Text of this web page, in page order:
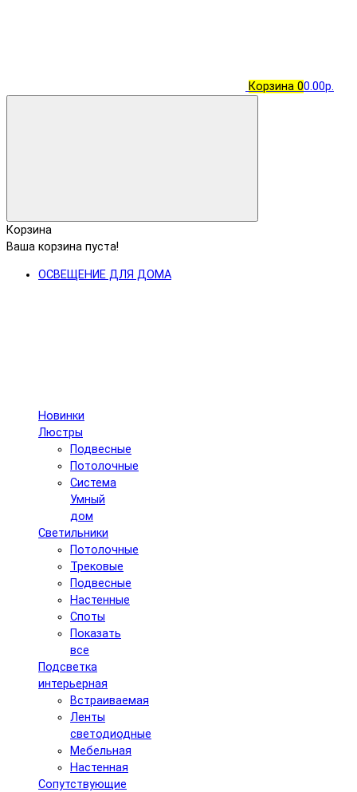
Корзина 00.00р.
Корзина
Ваша корзина пуста!
ОСВЕЩЕНИЕ ДЛЯ ДОМА
Новинки
Люстры
Подвесные
Потолочные
Система
Умный
дом
Светильники
Потолочные
Трековые
Подвесные
Настенные
Споты
Показать
все
Подсветка
интерьерная
Встраиваемая
Ленты
светодиодные
Мебельная
Настенная
Сопутствующие